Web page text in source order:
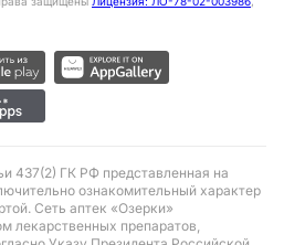
437(2) ГК РФ представленная на
ознакомительный характер
Сеть аптек «Озерки»
лекарственных препаратов,